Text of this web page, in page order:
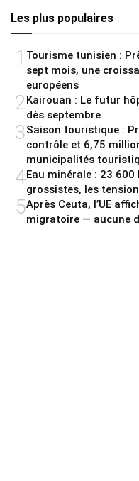
Les plus populaires
1 Tourisme tunisien :
sept mois, une
européens
2Kairouan : Le futur
dès septembre
3Saison touristique :
contrôle et 6,75
municipalités
4Eau minérale : 23
grossistes, les
5Après Ceuta, l’UE
migratoire — aucune